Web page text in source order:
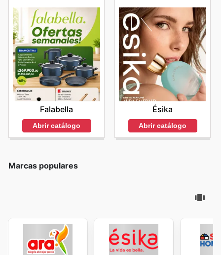
Falabella
Abrir catálogo
Ésika
Abrir catálogo
Marcas populares